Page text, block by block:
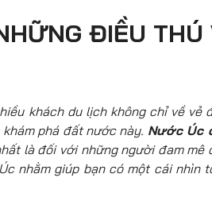
Hàn Quốc
Xem tất cả
ĐIỀU THÚ
khách du lịch không chỉ về vẻ
phá đất nước này. Nước Úc
là đối với những người đam mê
nhằm giúp bạn có một cái nhìn